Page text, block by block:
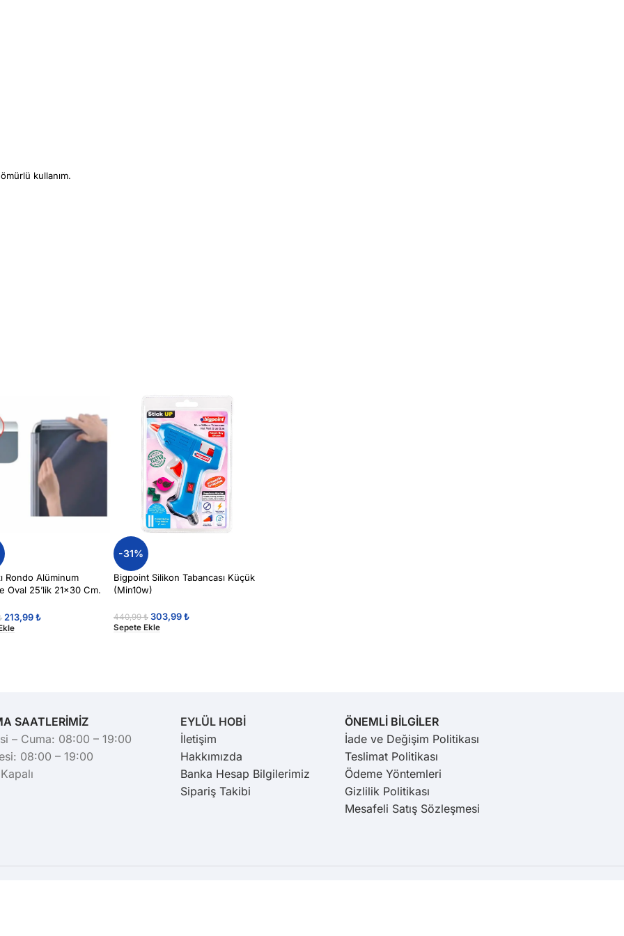
kullanım.
Rondo Alüminum
Oval 25’lik 21×30 Cm.
213,99₺
-31%
Bigpoint Silikon Tabancası Küçük
(Min10w)
440,99₺ 303,99₺
Sepete Ekle
SAATLERİMİZ
– Cuma: 08:00 – 19:00
08:00 – 19:00
EYLÜL HOBİ
İletişim
Hakkımızda
Banka Hesap Bilgilerimiz
Sipariş Takibi
ÖNEMLİ BİLGİLER
İade ve Değişim Politikası
Teslimat Politikası
Ödeme Yöntemleri
Gizlilik Politikası
Mesafeli Satış Sözleşmesi